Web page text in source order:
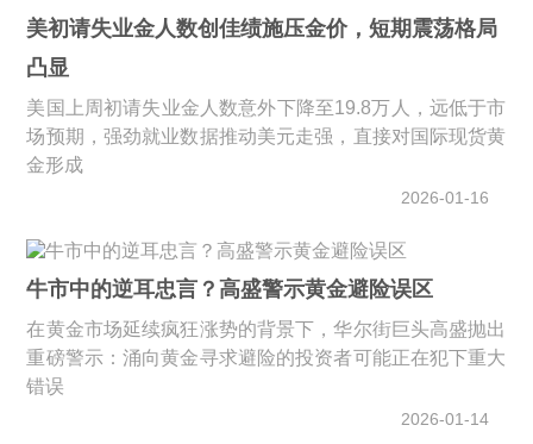
美初请失业金人数创佳绩施压金价，短期震荡格局
凸显
美国上周初请失业金人数意外下降至19.8万人，远低于市
场预期，强劲就业数据推动美元走强，直接对国际现货黄
金形成
2026-01-16
牛市中的逆耳忠言？高盛警示黄金避险误区
在黄金市场延续疯狂涨势的背景下，华尔街巨头高盛抛出
重磅警示：涌向黄金寻求避险的投资者可能正在犯下重大
错误
2026-01-14